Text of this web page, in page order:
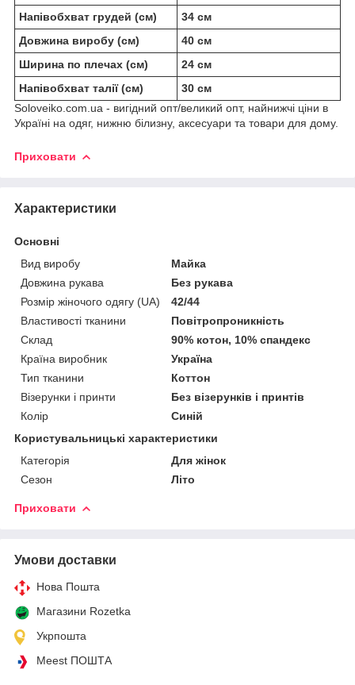
Напівобхват грудей (см)
34 см
Довжина виробу (см)
40 см
Ширина по плечах (см)
24 см
Напівобхват талії (см)
30 см
Soloveiko.com.ua - вигідний опт/великий опт, найнижчі ціни в
Україні на одяг, нижню білизну, аксесуари та товари для дому.
Приховати
Характеристики
Основні
Вид виробу
Майка
Довжина рукава
Без рукава
Розмір жіночого одягу (UA)
42/44
Властивості тканини
Повітропроникність
Склад
90% котон, 10% спандекс
Країна виробник
Україна
Тип тканини
Коттон
Візерунки і принти
Без візерунків і принтів
Колір
Синій
Користувальницькі характеристики
Категорія
Для жінок
Сезон
Літо
Приховати
Умови доставки
Нова Пошта
Магазини Rozetka
Укрпошта
Meest ПОШТА